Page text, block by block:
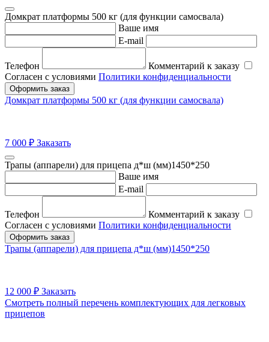
Домкрат платформы 500 кг (для функции самосвала)
Ваше имя
E-mail
Телефон
Комментарий к заказу
Согласен с условиями Политики конфиденциальности
Оформить заказ
Домкрат платформы 500 кг (для функции самосвала)
7 000 ₽ Заказать
Трапы (аппарели) для прицепа д*ш (мм)1450*250
Ваше имя
E-mail
Телефон
Комментарий к заказу
Согласен с условиями Политики конфиденциальности
Оформить заказ
Трапы (аппарели) для прицепа д*ш (мм)1450*250
12 000 ₽ Заказать
Смотреть полный перечень комплектующих для легковых
прицепов